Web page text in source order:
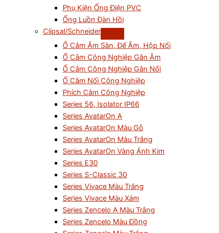
Phụ Kiện Ống Điện PVC
Ống Luồn Đàn Hồi
Clipsal/Schneider
Ổ Cắm Âm Sàn, Đế Âm, Hộp Nổi
Ổ Cắm Công Nghiệp Gắn Âm
Ổ Cắm Công Nghiệp Gắn Nổi
Ổ Cắm Nối Công Nghiệp
Phích Cắm Công Nghiệp
Series 56, Isolator IP66
Series AvatarOn A
Series AvatarOn Màu Gỗ
Series AvatarOn Màu Trắng
Series AvatarOn Vàng Ánh Kim
Series E30
Series S-Classic 30
Series Vivace Màu Trắng
Series Vivace Màu Xám
Series Zencelo A Màu Trắng
Series Zencelo Màu Đồng